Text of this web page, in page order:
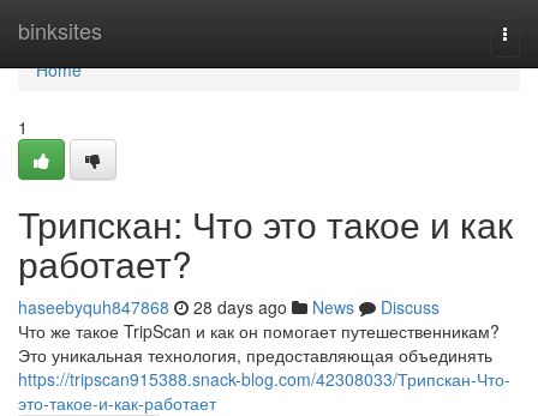
binksites
Home
Home
1
Трипскан: Что это такое и как
работает?
haseebyquh847868 28 days ago News
Discuss
Что же такое TripScan и как он помогает путешественникам?
Это уникальная технология, предоставляющая объединять
https://tripscan915388.snack-blog.com/42308033/Трипскан-Что-
это-такое-и-как-работает